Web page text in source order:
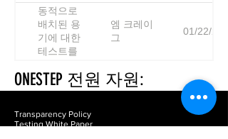
테스트 체
제 프레젠
테이션
동적으로
배치된 용
기에 대한
테스트를
가능하고
안전한 전
행(Voltage
엠 크레이
그
01/22/2020
ONESTEP 전원 자원:
Transparency Policy
Testing White Paper